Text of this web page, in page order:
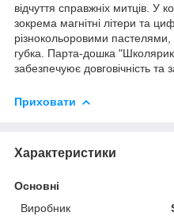
відчуття справжніх митців. У
зокрема магнітні літери та
різнокольоровими
губка. Парта-дошка
забезпечуює довговічність та
Приховати
Характеристики
Основні
Виробник